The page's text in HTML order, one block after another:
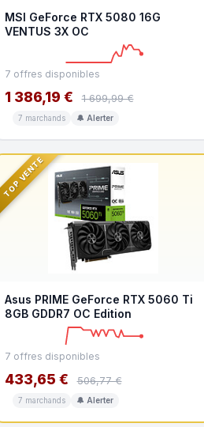
MSI GeForce RTX 5080 16G
VENTUS 3X OC
7 offres disponibles
1 386,19 € 1 699,99 €
7 marchands 🔔 Alerter
TOP VENTE
Asus PRIME GeForce RTX 5060 Ti
8GB GDDR7 OC Edition
7 offres disponibles
433,65 € 506,77 €
7 marchands 🔔 Alerter